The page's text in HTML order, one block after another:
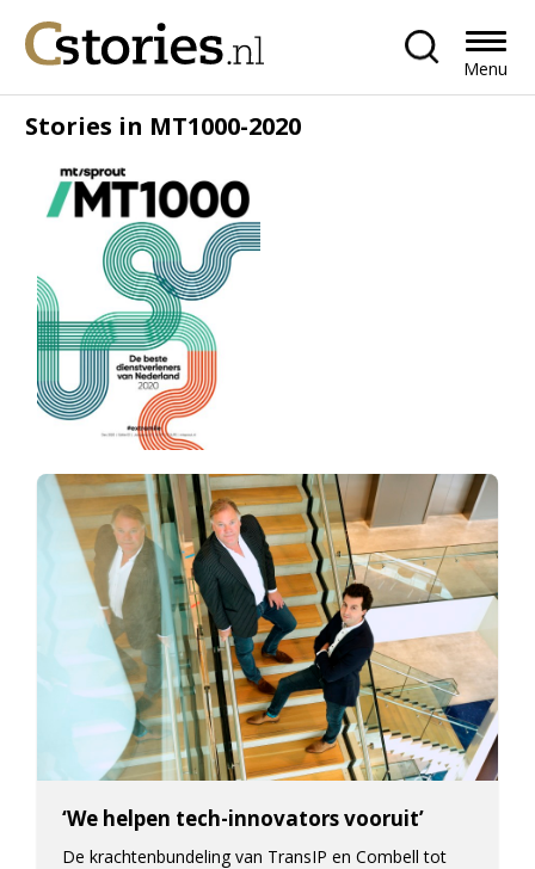
Menu
Stories in MT1000-2020
‘We helpen tech-innovators vooruit’
De krachtenbundeling van TransIP en Combell tot